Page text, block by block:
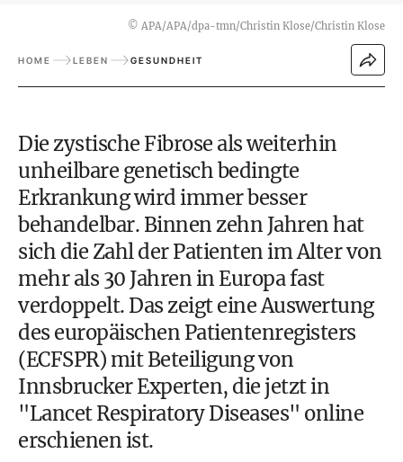
© APA/APA/dpa-tmn/Christin Klose/Christin Klose
HOME LEBEN GESUNDHEIT
Die zystische Fibrose als weiterhin
unheilbare genetisch bedingte
Erkrankung wird immer besser
behandelbar. Binnen zehn Jahren hat
sich die Zahl der Patienten im Alter von
mehr als 30 Jahren in Europa fast
verdoppelt. Das zeigt eine Auswertung
des europäischen Patientenregisters
(ECFSPR) mit Beteiligung von
Innsbrucker Experten, die jetzt in
"Lancet Respiratory Diseases" online
erschienen ist.